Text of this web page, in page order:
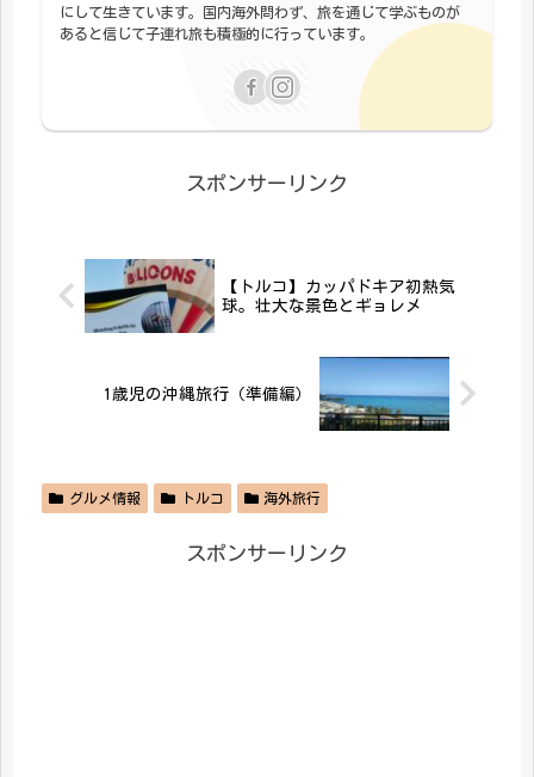
にして生きています。国内海外問わず、旅を通じて学ぶものが
あると信じて子連れ旅も積極的に行っています。
スポンサーリンク
【トルコ】カッパドキア初熱気
球。壮大な景色とギョレメ
1歳児の沖縄旅行（準備編）
グルメ情報 トルコ 海外旅行
スポンサーリンク